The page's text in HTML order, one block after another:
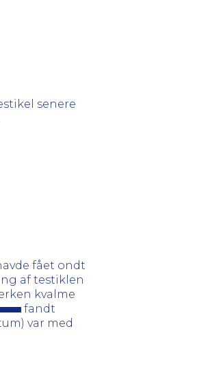
senere
fået ondt
af testiklen
kvalme
fandt
var med